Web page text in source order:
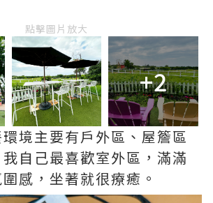
點擊圖片放大
+2
境主要有戶外區、屋簷區
自己最喜歡室外區，滿滿
感，坐著就很療癒。